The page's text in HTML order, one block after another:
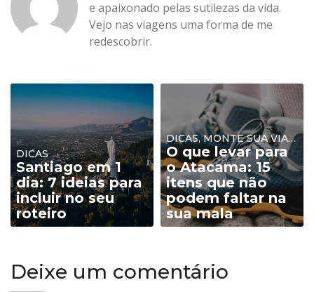
e apaixonado pelas sutilezas da vida.
Vejo nas viagens uma forma de me
redescobrir.
DICAS
Santiago em 1
dia: 7 ideias para
incluir no seu
roteiro
DICAS, MONTE SUA VIAGEM, PLANEJAMENTO
O que levar para
o Atacama: 15
itens que não
podem faltar na
sua mala
Deixe um comentário